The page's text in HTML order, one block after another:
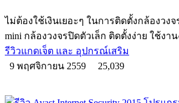
ไม่ต้องใช้เงินเยอะๆ ในการติดตั้งกล้องวง
mini กล้องวงจรปิดตัวเล็ก ติดตั้งง่าย ใช้ง
รีวิวแกดเจ็ต และ อุปกรณ์เสริม
9 พฤศจิกายน 2559
25,039